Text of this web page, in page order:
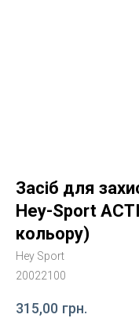
Засіб для
Hey-Sport
кольору)
Hey Sport
20022100
315,00 грн.